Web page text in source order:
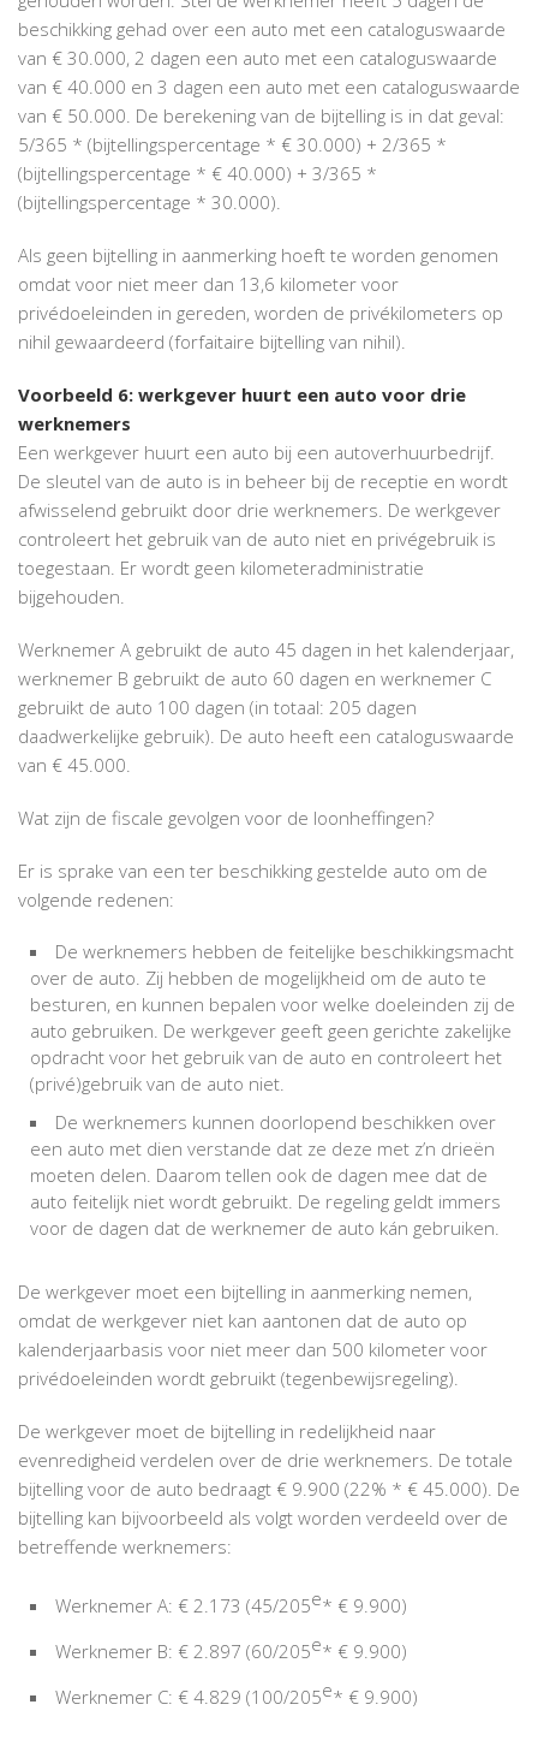
beschikking gehad over een auto met een cataloguswaarde
van € 30.000, 2 dagen een auto met een cataloguswaarde
van € 40.000 en 3 dagen een auto met een cataloguswaarde
van € 50.000. De berekening van de bijtelling is in dat geval:
5/365 * (bijtellingspercentage * € 30.000) + 2/365 *
(bijtellingspercentage * € 40.000) + 3/365 *
(bijtellingspercentage * 30.000).
Als geen bijtelling in aanmerking hoeft te worden genomen
omdat voor niet meer dan 13,6 kilometer voor
privédoeleinden in gereden, worden de privékilometers op
nihil gewaardeerd (forfaitaire bijtelling van nihil).
Voorbeeld 6: werkgever huurt een auto voor drie
werknemers
Een werkgever huurt een auto bij een autoverhuurbedrijf.
De sleutel van de auto is in beheer bij de receptie en wordt
afwisselend gebruikt door drie werknemers. De werkgever
controleert het gebruik van de auto niet en privégebruik is
toegestaan. Er wordt geen kilometeradministratie
bijgehouden.
Werknemer A gebruikt de auto 45 dagen in het kalenderjaar,
werknemer B gebruikt de auto 60 dagen en werknemer C
gebruikt de auto 100 dagen (in totaal: 205 dagen
daadwerkelijke gebruik). De auto heeft een cataloguswaarde
van € 45.000.
Wat zijn de fiscale gevolgen voor de loonheffingen?
Er is sprake van een ter beschikking gestelde auto om de
volgende redenen:
De werknemers hebben de feitelijke beschikkingsmacht
over de auto. Zij hebben de mogelijkheid om de auto te
besturen, en kunnen bepalen voor welke doeleinden zij de
auto gebruiken. De werkgever geeft geen gerichte zakelijke
opdracht voor het gebruik van de auto en controleert het
(privé)gebruik van de auto niet.
De werknemers kunnen doorlopend beschikken over
een auto met dien verstande dat ze deze met z’n drieën
moeten delen. Daarom tellen ook de dagen mee dat de
auto feitelijk niet wordt gebruikt. De regeling geldt immers
voor de dagen dat de werknemer de auto kán gebruiken.
De werkgever moet een bijtelling in aanmerking nemen,
omdat de werkgever niet kan aantonen dat de auto op
kalenderjaarbasis voor niet meer dan 500 kilometer voor
privédoeleinden wordt gebruikt (tegenbewijsregeling).
De werkgever moet de bijtelling in redelijkheid naar
evenredigheid verdelen over de drie werknemers. De totale
bijtelling voor de auto bedraagt € 9.900 (22% * € 45.000). De
bijtelling kan bijvoorbeeld als volgt worden verdeeld over de
betreffende werknemers:
Werknemer A: € 2.173 (45/205e* € 9.900)
Werknemer B: € 2.897 (60/205e* € 9.900)
Werknemer C: € 4.829 (100/205e* € 9.900)